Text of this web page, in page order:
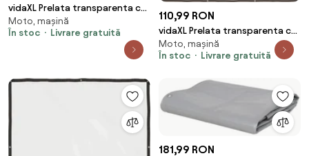
vidaXL Prelata transparenta cu
ochiuri 1x2 m polietilena
Moto, mașină
În stoc
Livrare gratuită
110,99 RON
vidaXL Prelata transparenta cu
ochiuri 2x3 m polietilena
Moto, mașină
În stoc
Livrare gratuită
181,99 RON